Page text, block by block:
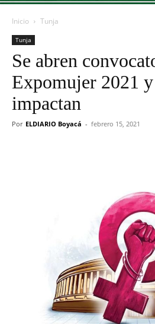
Inicio Tunja
Tunja
Se abren
Expomujer 2021
impactan
Por ELDIARIO Boyacá - febrero 15, 2021